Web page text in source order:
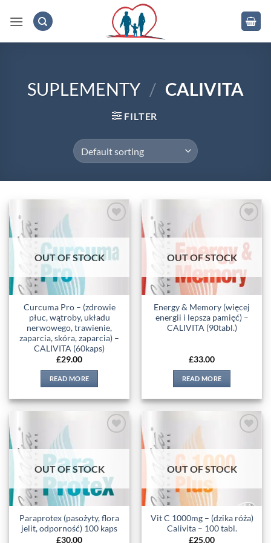
SUPLEMENTY / CALIVITA
FILTER
wishlist
OUT OF STOCK
Curcuma Pro – (zdrowie
płuc, wątroby, układu
nerwowego, trawienie,
zaparcia, skóra, zaparcia) –
CALIVITA (60kaps)
£29.00
READ MORE
wishlist
OUT OF STOCK
Energy & Memory (więcej
energii i lepsza pamięć) –
CALIVITA (90tabl.)
£33.00
READ MORE
wishlist
OUT OF STOCK
Paraprotex (pasożyty, flora
jelit, odporność) 100 kaps
£30.00
wishlist
OUT OF STOCK
Vit C 1000mg – (dzika róża)
Calivita – 100 tabl.
£25.00